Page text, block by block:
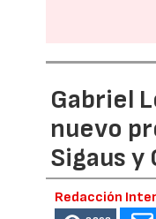
Gabriel
nuevo
Sigaus y
Redacción